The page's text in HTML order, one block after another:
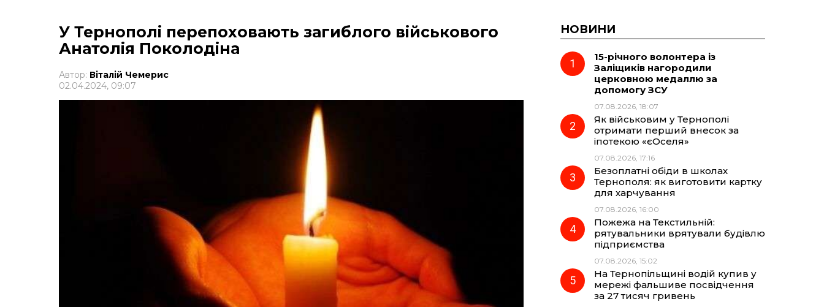
У Тернополі перепоховають загиблого військового
Анатолія Поколодіна
Автор: Віталій Чемерис
02.04.2024, 09:07
НОВИНИ
15-річного волонтера із
Заліщиків нагородили
церковною медаллю за
допомогу ЗСУ
07.08.2026, 18:07
Як військовим у Тернополі
отримати перший внесок за
іпотекою «єОселя»
07.08.2026, 17:16
Безоплатні обіди в школах
Тернополя: як виготовити картку
для харчування
07.08.2026, 16:00
Пожежа на Текстильній:
рятувальники врятували будівлю
підприємства
07.08.2026, 15:02
На Тернопільщині водій купив у
мережі фальшиве посвідчення
за 27 тисяч гривень